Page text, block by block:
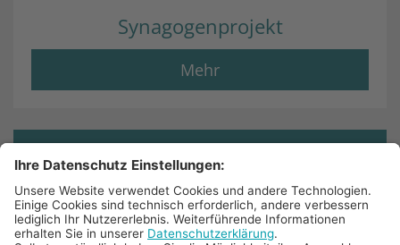
Synagogenprojekt
Mehr